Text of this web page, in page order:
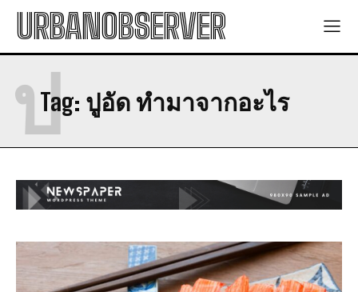
URBANOBSERVER
Tag: ปูอัด ทำมาจากอะไร
ป